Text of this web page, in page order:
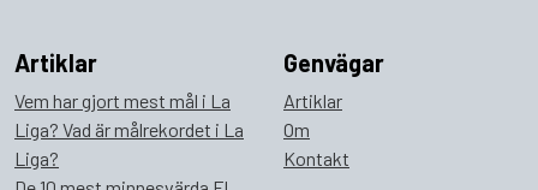
Artiklar
Vem har gjort mest mål i La
Liga? Vad är målrekordet i La
Liga?
Genvägar
Artiklar
Om
Kontakt